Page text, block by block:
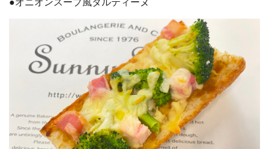
●オニオンスープ風タルティーヌ